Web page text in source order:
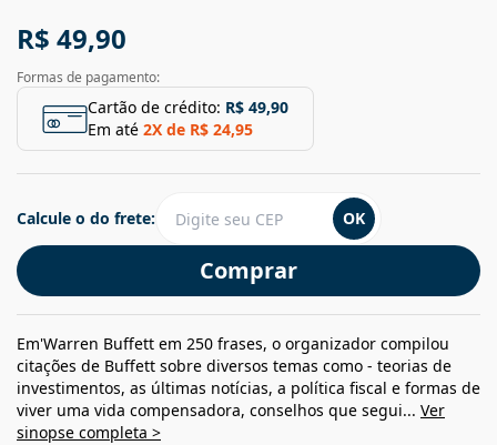
R$ 49,90
Formas de pagamento:
Cartão de crédito: R$ 49,90
Em até 2X de R$ 24,95
Comprar
Calcule o do frete: OK
Em'Warren Buffett em 250 frases, o organizador compilou
citações de Buffett sobre diversos temas como - teorias de
investimentos, as últimas notícias, a política fiscal e formas de
viver uma vida compensadora, conselhos que segui... Ver
sinopse completa >